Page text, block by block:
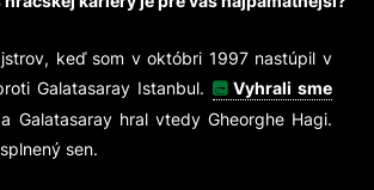
keď som v októbri 1997 nastúpil v
Galatasaray Istanbul.
Vyhrali sme
Galatasaray hral vtedy Gheorghe Hagi.
sen.